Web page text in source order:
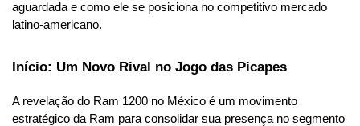
aguardada e como ele se posiciona no competitivo mercado
latino-americano.
Início: Um Novo Rival no Jogo das Picapes
A revelação do Ram 1200 no México é um movimento
estratégico da Ram para consolidar sua presença no segmento